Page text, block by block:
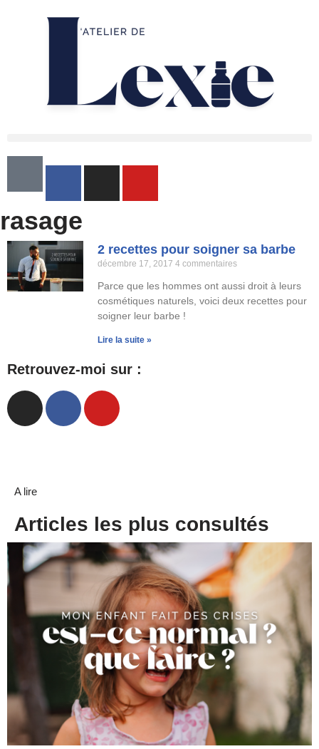
rasage
2 recettes pour soigner sa barbe
décembre 17, 2017 4 commentaires
Parce que les hommes ont aussi droit à leurs
cosmétiques naturels, voici deux recettes pour
soigner leur barbe !
Lire la suite »
Retrouvez-moi sur :
A lire
Articles les plus consultés